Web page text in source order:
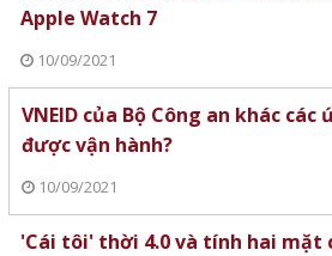
Apple Watch 7
10/09/2021
VNEID của Bộ Công an khác
được vận hành?
10/09/2021
'Cái tôi' thời 4.0 và tính hai mặt